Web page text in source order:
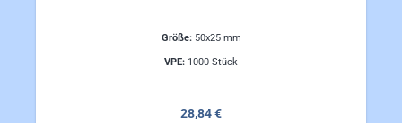
Größe: 50x25 mm
VPE: 1000 Stück
Regulärer Preis:
28,84 €